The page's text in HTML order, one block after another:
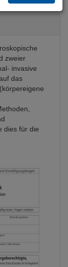
zweier
invasive
das
dies für die